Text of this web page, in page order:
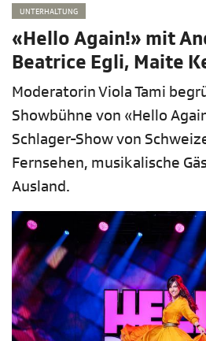
UNTERHALTUNG
«Hello Again!» mit
Beatrice Egli, Maite
Moderatorin Viola Tami
Showbühne von «Hello
Schlager-Show von
Fernsehen, musikalische
Ausland.